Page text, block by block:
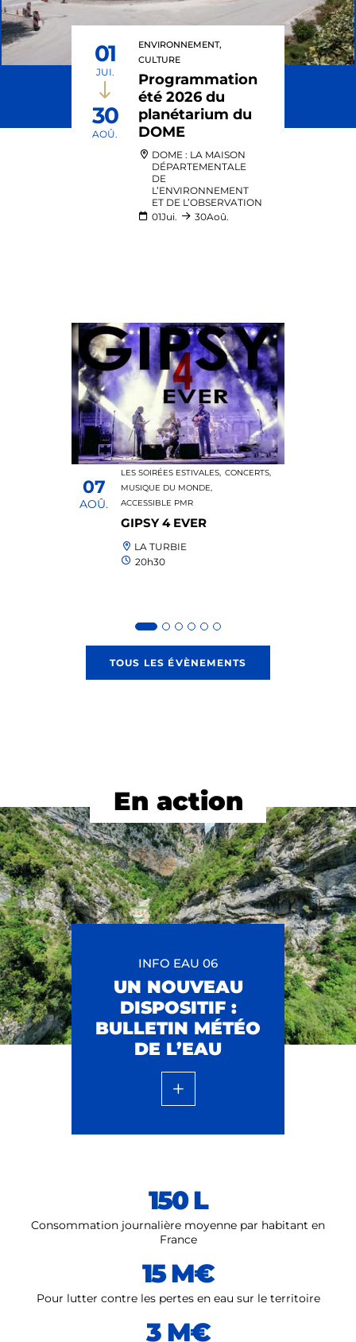
ENVIRONNEMENT,
CULTURE
Programmation
été 2026 du
planétarium du
DOME
DOME : LA MAISON
DÉPARTEMENTALE
DE
L’ENVIRONNEMENT
ET DE L’OBSERVATION
01Jui. 30Aoû.
01
JUI.
30
AOÛ.
LES SOIRÉES ESTIVALES, CONCERTS,
MUSIQUE DU MONDE,
ACCESSIBLE PMR
GIPSY 4 EVER
LA TURBIE
20h30
07
AOÛ.
TOUS LES ÉVÈNEMENTS
En action
INFO EAU 06
UN NOUVEAU
DISPOSITIF :
BULLETIN MÉTÉO
DE L’EAU
150 L
Consommation journalière moyenne par habitant en
France
15 M€
Pour lutter contre les pertes en eau sur le territoire
3 M€